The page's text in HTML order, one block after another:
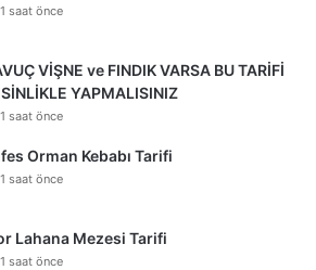
saat önce
VİŞNE ve FINDIK VARSA BU TARİFİ
YAPMALISINIZ
saat önce
Orman Kebabı Tarifi
saat önce
Lahana Mezesi Tarifi
saat önce